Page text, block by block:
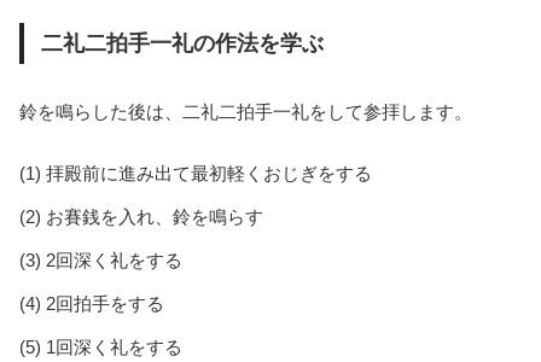
二礼二拍手一礼の作法を学ぶ
鈴を鳴らした後は、二礼二拍手一礼をして参拝します。
(1) 拝殿前に進み出て最初軽くおじぎをする
(2) お賽銭を入れ、鈴を鳴らす
(3) 2回深く礼をする
(4) 2回拍手をする
(5) 1回深く礼をする